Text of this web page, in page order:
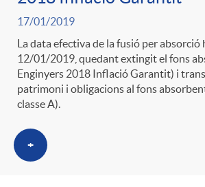
17/01/2019
La data efectiva de la fusió per absorció
12/01/2019, quedant extingit el fons
Enginyers 2018 Inflació Garantit) i
patrimoni i obligacions al fons
classe A).
+